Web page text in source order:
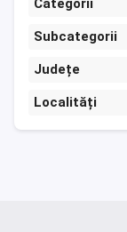
Categorii
Subcategorii
Județe
Localități